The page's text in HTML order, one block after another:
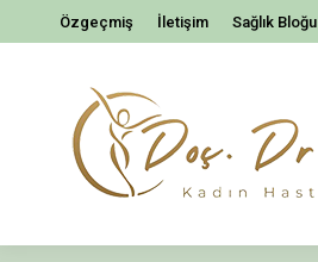
Özgeçmiş İletişim Sağlık Bloğu